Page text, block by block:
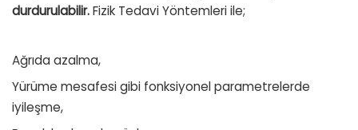
durdurulabilir.Fizik Tedavi Yöntemleri ile;
Ağrıda azalma,
Yürüme mesafesi gibi fonksiyonel parametrelerde
iyileşme,